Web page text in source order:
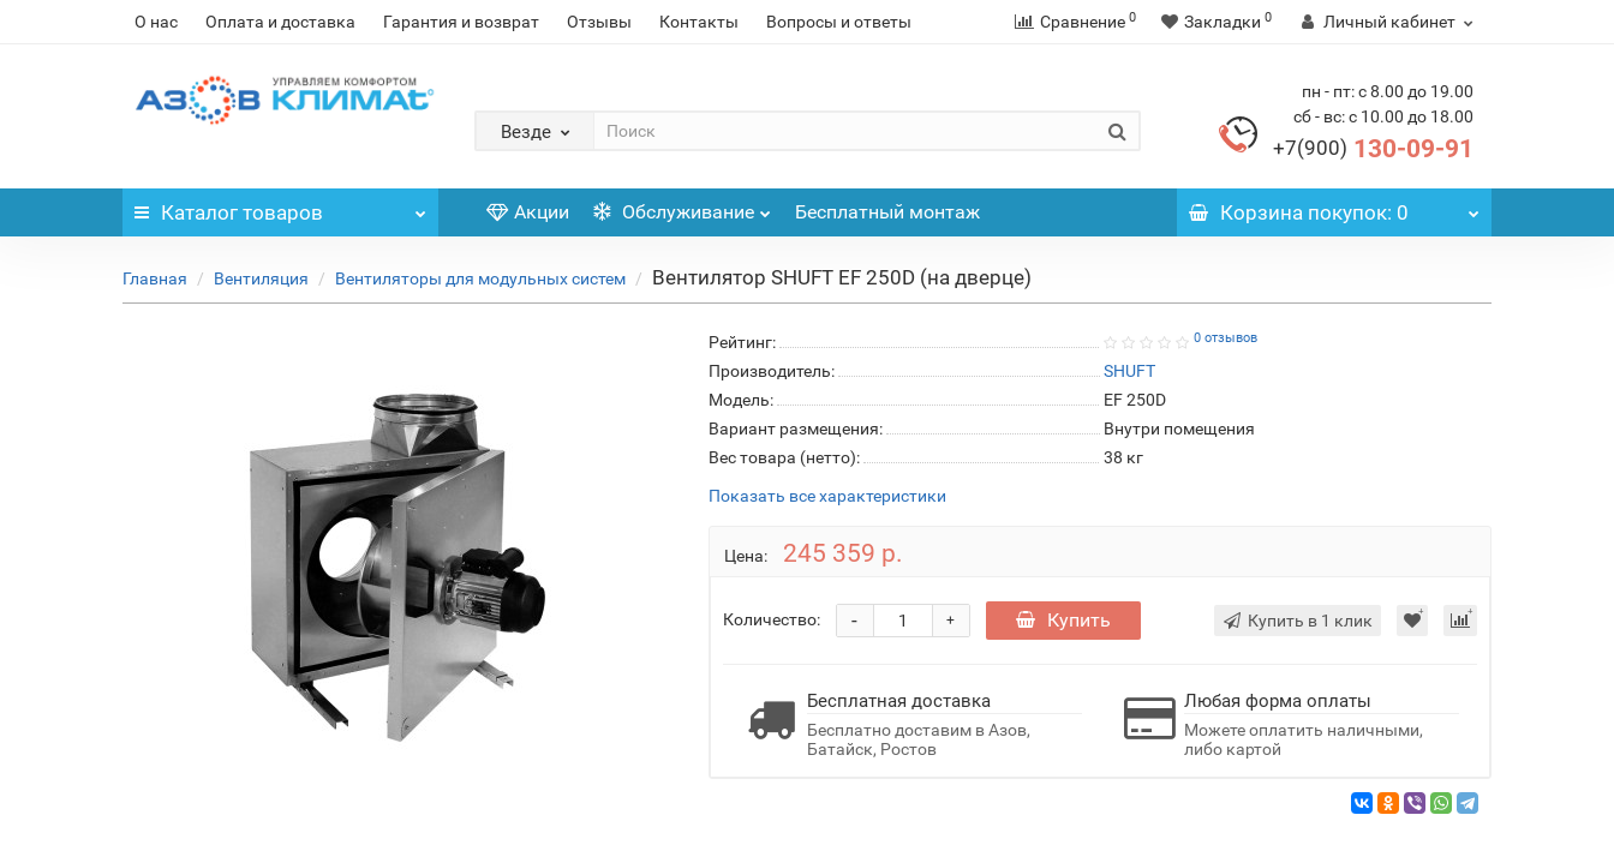
О нас Оплата и доставка Гарантия и возврат Отзывы Контакты Вопросы и ответы Сравнение 0 Закладки 0 Личный кабинет
Везде
пн - пт: с 8.00 до 19.00
сб - вс: с 10.00 до 18.00
+7(900) 130-09-91
Каталог товаров Акции Обслуживание Бесплатный монтаж Корзинапокупок: 0
Главная Вентиляция Вентиляторы для модульных систем Вентилятор SHUFT EF 250D (на дверце)
Рейтинг: 0 отзывов
Производитель:
SHUFT
Модель:
EF 250D
Вариант размещения:
Внутри помещения
Вес товара (нетто):
38 кг
Показать все характеристики
Цена: 245 359 р.
Количество: +
- Купить Купить в 1 клик
Бесплатная доставка
Бесплатно доставим в Азов,
Батайск, Ростов
Любая форма оплаты
Можете оплатить наличными,
либо картой